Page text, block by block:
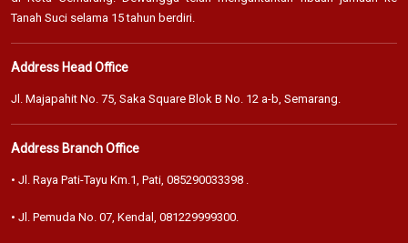
Tanah Suci selama 15 tahun berdiri.
Address Head Office
Jl. Majapahit No. 75, Saka Square Blok B No. 12 a-b, Semarang.
Address Branch Office
• Jl. Raya Pati-Tayu Km.1, Pati, 085290033398 .
• Jl. Pemuda No. 07, Kendal, 081229999300.